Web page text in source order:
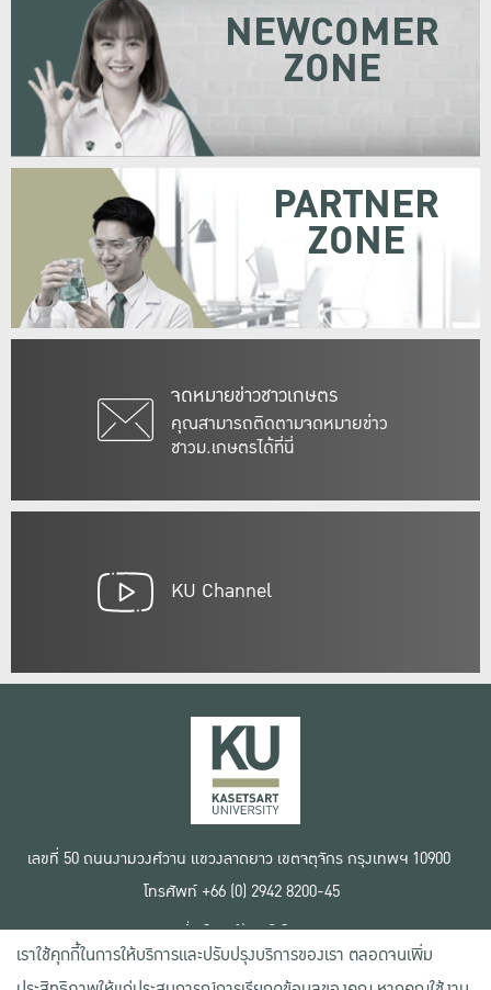
จดหมายข่าวชาวเกษตร
คุณสามารถติดตามจดหมายข่าว
ชาวม.เกษตรได้ที่นี่
NEWCOMER
ZONE
PARTNER
ZONE
KU Channel
เลขที่ 50 ถนนงามวงศ์วาน แขวงลาดยาว เขตจตุจักร กรุงเทพฯ 10900
โทรศัพท์ +66 (0) 2942 8200-45
เงื่อนไขการใช้งานเว็บไซต์
ข้อตกลงด้านสิทธิ์ใช้งาน
นโยบายความเป็นส่วนตัว
เราใช้คุกกี้ในการให้บริการและปรับปรุงบริการของเรา ตลอดจนเพิ่ม